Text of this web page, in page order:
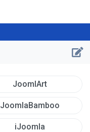
JoomlArt
JoomlaBamboo
iJoomla